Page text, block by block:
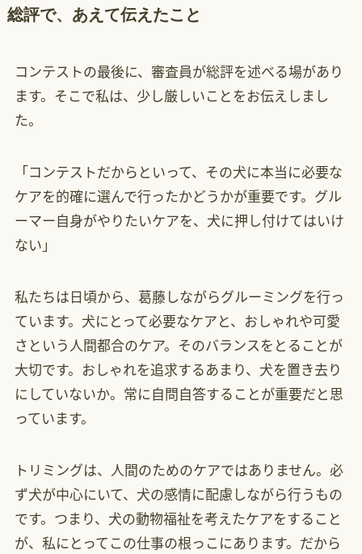
総評で、あえて伝えたこと
コンテストの最後に、審査員が総評を述べる場があり
ます。そこで私は、少し厳しいことをお伝えしまし
た。
「コンテストだからといって、その犬に本当に必要な
ケアを的確に選んで行ったかどうかが重要です。グル
ーマー自身がやりたいケアを、犬に押し付けてはいけ
ない」
私たちは日頃から、葛藤しながらグルーミングを行っ
ています。犬にとって必要なケアと、おしゃれや可愛
さという人間都合のケア。そのバランスをとることが
大切です。おしゃれを追求するあまり、犬を置き去り
にしていないか。常に自問自答することが重要だと思
っています。
トリミングは、人間のためのケアではありません。必
ず犬が中心にいて、犬の感情に配慮しながら行うもの
です。つまり、犬の動物福祉を考えたケアをすること
が、私にとってこの仕事の根っこにあります。だから